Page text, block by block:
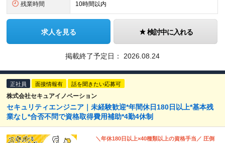
残業時間 10時間以内
求人を見る 検討中に入れる
掲載終了予定日： 2026.08.24
正社員 面接情報有 話を聞きたい応募可
株式会社セキュアイノベーション
セキュリティエンジニア｜未経験歓迎*年間休日180日以上*基本残
業なし*合否不問で資格取得費用補助*4勤4休制
＼年休180日以上×40種類以上の資格手当／ 圧倒